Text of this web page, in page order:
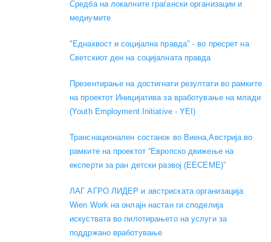
Средба на локалните граѓански организации и
медиумите
"Еднаквост и социјална правда" - во пресрет на
Светскиот ден на социјалната правда
Презентирање на достигнати резултати во рамките
на проектот Иницијатива за вработување на млади
(Youth Employment Initiative - YEI)
Транснационален состанок во Виена,Австрија во
рамките на проектот “Европско движење на
експерти за ран детски развој (EECEME)”
ЛАГ АГРО ЛИДЕР и австриската организација
Wien Work на онлајн настан ги споделија
искуствата во пилотирањето на услуги за
поддржано вработување